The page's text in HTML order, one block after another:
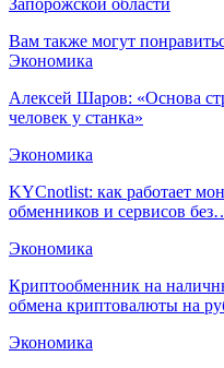
Вам также могут
Экономика
Алексей Шаров: «Основа
человек у станка»
Экономика
KYCnotlist: как работает
обменников и сервисов
Экономика
Криптообменник на
обмена криптовалюты на
Экономика